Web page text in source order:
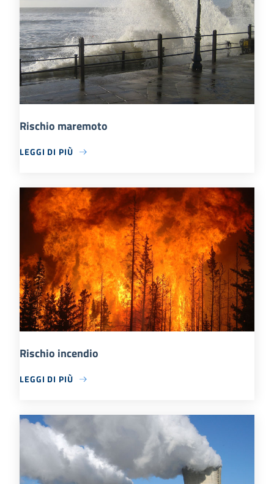
Rischio maremoto
LEGGI DI PIÙ
Rischio incendio
LEGGI DI PIÙ